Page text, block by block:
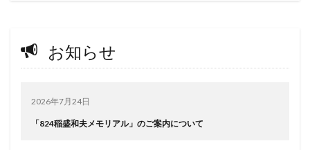
お知らせ
2026年7月24日
「824稲盛和夫メモリアル」のご案内について